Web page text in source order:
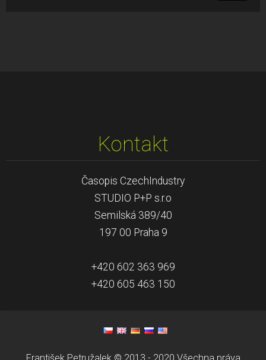
Kontakt
Časopis CzechIndustry
STUDIO P+P s.r.o
Semilská 389/40
197 00 Praha 9
+420 602 363 969
+420 605 463 150